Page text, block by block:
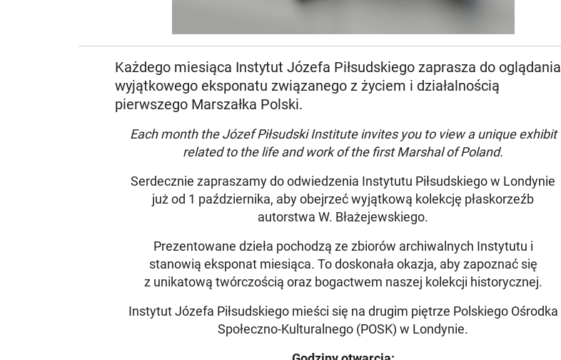
Każdego miesiąca Instytut Józefa Piłsudskiego zaprasza do oglądania
wyjątkowego eksponatu związanego z życiem i działalnością
pierwszego Marszałka Polski.
Each month the Józef Piłsudski Institute invites you to view a unique exhibit
related to the life and work of the first Marshal of Poland.
Serdecznie zapraszamy do odwiedzenia Instytutu Piłsudskiego w Londynie
już od 1 października, aby obejrzeć wyjątkową kolekcję płaskorzeźb
autorstwa W. Błażejewskiego.
Prezentowane dzieła pochodzą ze zbiorów archiwalnych Instytutu i
stanowią eksponat miesiąca. To doskonała okazja, aby zapoznać się
z unikatową twórczością oraz bogactwem naszej kolekcji historycznej.
Instytut Józefa Piłsudskiego mieści się na drugim piętrze Polskiego Ośrodka
Społeczno-Kulturalnego (POSK) w Londynie.